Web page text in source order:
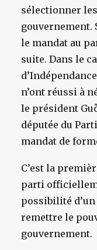
sélectionner
gouvernement.
le mandat au
suite. Dans le
n’ont réussi à
le président
députée du
mandat de
C’est la
parti
possibilité d’un
remettre le
gouvernement.